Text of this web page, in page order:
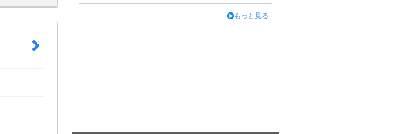
もっと見る